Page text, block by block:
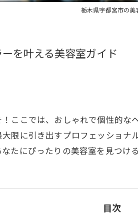
栃木県宇都宮市の美
を叶える美容室ガイド
ここでは、おしゃれで個性的な
限に引き出すプロフェッショ
たにぴったりの美容室を見つけ
目次